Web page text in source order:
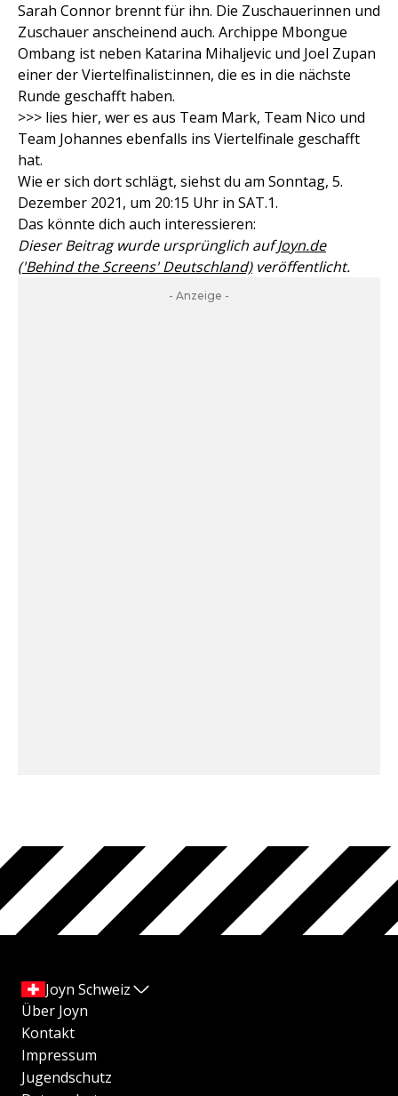
Sarah Connor brennt für ihn. Die Zuschauerinnen und
Zuschauer anscheinend auch. Archippe Mbongue
Ombang ist neben Katarina Mihaljevic und Joel Zupan
einer der Viertelfinalist:innen, die es in die nächste
Runde geschafft haben.
>>> lies hier, wer es aus Team Mark, Team Nico und
Team Johannes ebenfalls ins Viertelfinale geschafft
hat.
Wie er sich dort schlägt, siehst du am Sonntag, 5.
Dezember 2021, um 20:15 Uhr in SAT.1.
Das könnte dich auch interessieren:
Dieser Beitrag wurde ursprünglich aufJoyn.de
('Behind the Screens' Deutschland)veröffentlicht.
- Anzeige -
Joyn Schweiz
Über Joyn
Kontakt
Impressum
Jugendschutz